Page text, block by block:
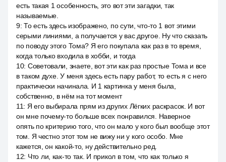
есть такая 1 особенность, это вот эти загадки, так
называемые.
9:То есть здесь изображено, по сути, что-то 1 вот этими
серыми линиями, а получается у вас другое. Ну что сказать
по поводу этого Тома? Я его покупала как раз в то время,
когда только входила в хобби, и тогда
10: Советовали, знаете, вот эти как раз простые Тома и все
в таком духе. У меня здесь есть пару работ, то есть я с него
практически начинала. И 1 картинка у меня была,
собственно, в нём на тот момент
11: Я его выбирала прям из других Лёгких раскрасок. И вот
он мне почему-то больше всех понравился. Наверное
опять по критерию того, что он мало у кого был вообще этот
том. Я честно этот том не вижу ни у кого особо. Мне
кажется, он какой-то, ну действительно ред.
12: Что ли, как-то так. И прикол в том, что как только я